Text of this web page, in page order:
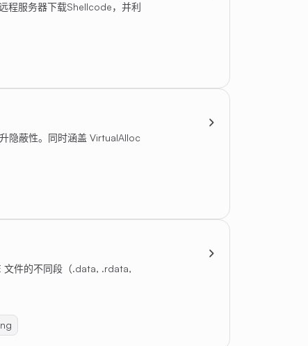
程服务器下载Shellcode，并利
隐蔽性。同时涵盖 VirtualAlloc
文件的不同段（.data, .rdata,